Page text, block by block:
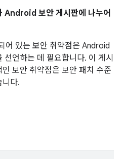
Android 보안 게시판에 나누어
어 있는 보안 취약점은 Android
언하는 데 필요합니다. 이 게시
보안 취약점은 보안 패치 수준
니다.